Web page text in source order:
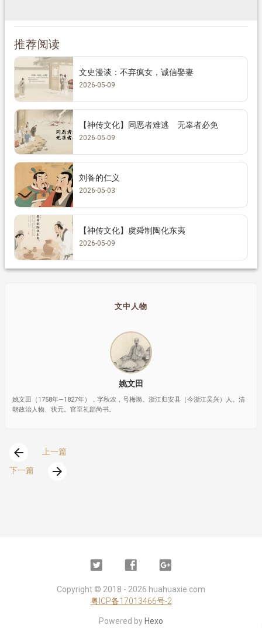
推荐阅读
文史漫谈：不弃疯女，诚信娶妻
2026-05-09
【神传文化】同恶者难逃 无辜者必免
2026-05-09
刘备的仁义
2026-05-03
【神传文化】虞舜制陶化东夷
2026-05-09
文中人物
姚文田
姚文田（1758年—1827年），字秋农，号梅漪。浙江归安县（今浙江吴兴）人。清
朝政治人物、状元。官至礼部尚书。
arrow_back
上一篇
下一篇
arrow_forward
Twitter FacebookGoogle
Copyright © 2018 - 2026 huahuaxie.com
粤ICP备17013466号-2
Powered by Hexo